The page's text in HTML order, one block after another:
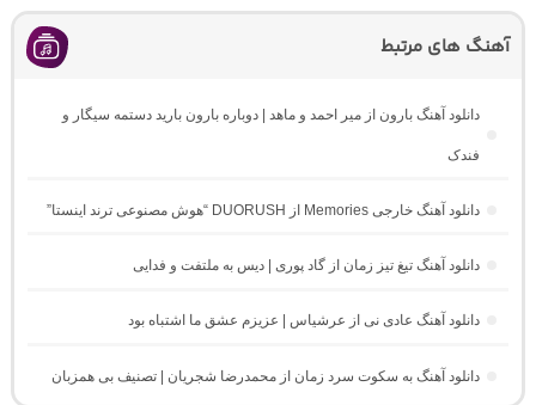
آهنگ های مرتبط
دانلود آهنگ بارون از میر احمد و ماهد | دوباره بارون بارید دستمه سیگار و
فندک
دانلود آهنگ خارجی Memories از DUORUSH “هوش مصنوعی ترند اینستا”
دانلود آهنگ تیغ تیز زمان از گاد پوری | دیس به ملتفت و فدایی
دانلود آهنگ عادی نی از عرشیاس | عزیزم عشق ما اشتباه بود
دانلود آهنگ به سکوت سرد زمان از محمدرضا شجریان | تصنیف بی همزبان